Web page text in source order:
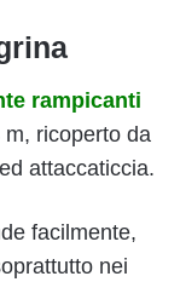
rampicanti
ricoperto da
attaccaticcia.
facilmente,
nei